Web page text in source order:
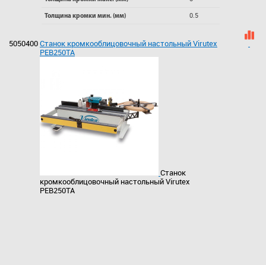
Толщина кромки мин. (мм) 0.5
5050400Станок кромкооблицовочный настольный Virutex
PEB250TA
Станок
кромкооблицовочный настольный Virutex
PEB250TA